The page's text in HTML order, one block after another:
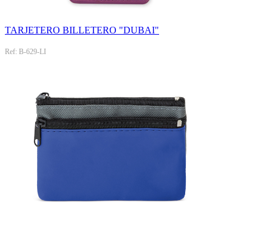
TARJETERO BILLETERO "DUBAI"
Ref: B-629-LI